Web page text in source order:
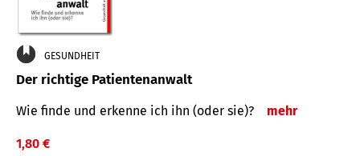
GESUNDHEIT
Der richtige Patientenanwalt
Wie finde und erkenne ich ihn (oder sie)? mehr
1,80 €